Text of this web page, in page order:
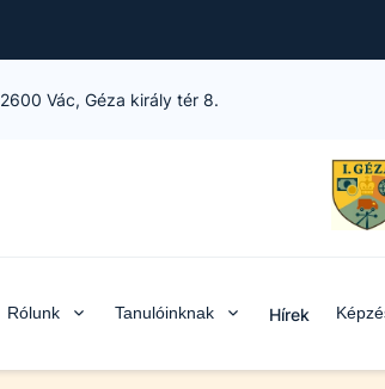
2600 Vác, Géza király tér 8.
Rólunk Tanulóinknak Hírek